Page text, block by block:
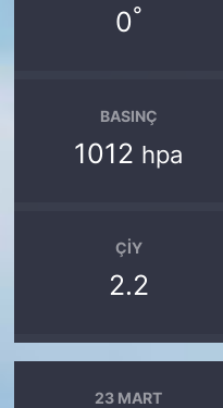
0°
BASINÇ
1012 hpa
ÇIY
2.2
23 MART